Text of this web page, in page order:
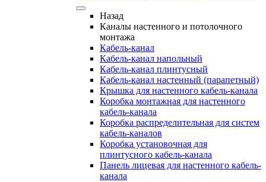
Назад
Каналы настенного и потолочного
монтажа
Кабель-канал
Кабель-канал напольный
Кабель-канал плинтусный
Кабель-канал настенный (парапетный)
Крышка для настенного кабель-канала
Коробка монтажная для настенного
кабель-канала
Коробка распределительная для систем
кабель-каналов
Коробка установочная для
плинтусного кабель-канала
Панель лицевая для настенного кабель-
канала